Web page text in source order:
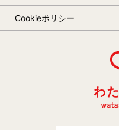
Cookieポリシー